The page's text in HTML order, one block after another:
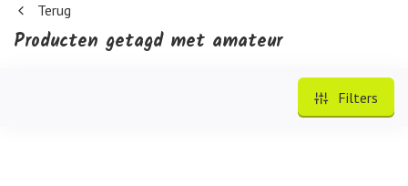
Terug
Producten getagd met amateur
Filters